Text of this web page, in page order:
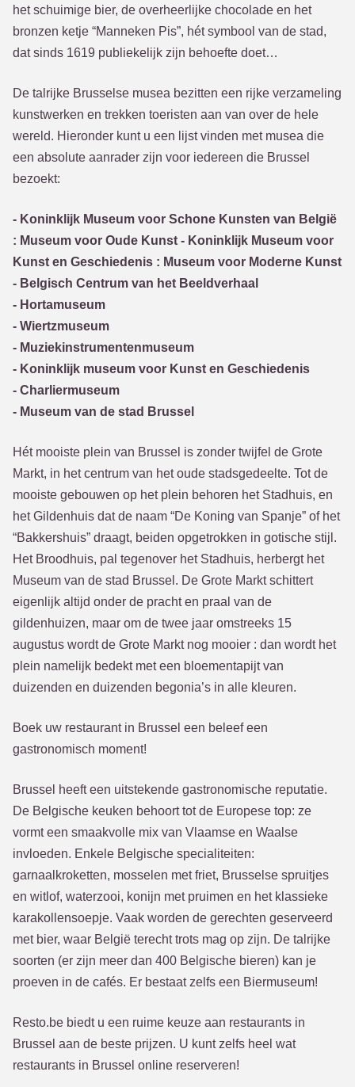
het schuimige bier, de overheerlijke chocolade en het
bronzen ketje “Manneken Pis”, hét symbool van de stad,
dat sinds 1619 publiekelijk zijn behoefte doet…
De talrijke Brusselse musea bezitten een rijke verzameling
kunstwerken en trekken toeristen aan van over de hele
wereld. Hieronder kunt u een lijst vinden met musea die
een absolute aanrader zijn voor iedereen die Brussel
bezoekt:
- Koninklijk Museum voor Schone Kunsten van België
: Museum voor Oude Kunst - Koninklijk Museum voor
Kunst en Geschiedenis : Museum voor Moderne Kunst
- Belgisch Centrum van het Beeldverhaal
- Hortamuseum
- Wiertzmuseum
- Muziekinstrumentenmuseum
- Koninklijk museum voor Kunst en Geschiedenis
- Charliermuseum
- Museum van de stad Brussel
Hét mooiste plein van Brussel is zonder twijfel de Grote
Markt, in het centrum van het oude stadsgedeelte. Tot de
mooiste gebouwen op het plein behoren het Stadhuis, en
het Gildenhuis dat de naam “De Koning van Spanje” of het
“Bakkershuis” draagt, beiden opgetrokken in gotische stijl.
Het Broodhuis, pal tegenover het Stadhuis, herbergt het
Museum van de stad Brussel. De Grote Markt schittert
eigenlijk altijd onder de pracht en praal van de
gildenhuizen, maar om de twee jaar omstreeks 15
augustus wordt de Grote Markt nog mooier : dan wordt het
plein namelijk bedekt met een bloementapijt van
duizenden en duizenden begonia’s in alle kleuren.
Boek uw restaurant in Brussel een beleef een
gastronomisch moment!
Brussel heeft een uitstekende gastronomische reputatie.
De Belgische keuken behoort tot de Europese top: ze
vormt een smaakvolle mix van Vlaamse en Waalse
invloeden. Enkele Belgische specialiteiten:
garnaalkroketten, mosselen met friet, Brusselse spruitjes
en witlof, waterzooi, konijn met pruimen en het klassieke
karakollensoepje. Vaak worden de gerechten geserveerd
met bier, waar België terecht trots mag op zijn. De talrijke
soorten (er zijn meer dan 400 Belgische bieren) kan je
proeven in de cafés. Er bestaat zelfs een Biermuseum!
Resto.be biedt u een ruime keuze aan restaurants in
Brussel aan de beste prijzen. U kunt zelfs heel wat
restaurants in Brussel online reserveren!